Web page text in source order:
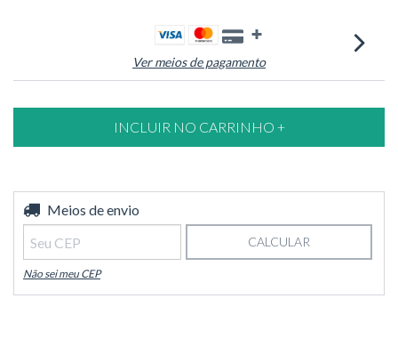
Ver meios de pagamento
Entregas para o CEP:
Meios de envio
CALCULAR
Não sei meu CEP